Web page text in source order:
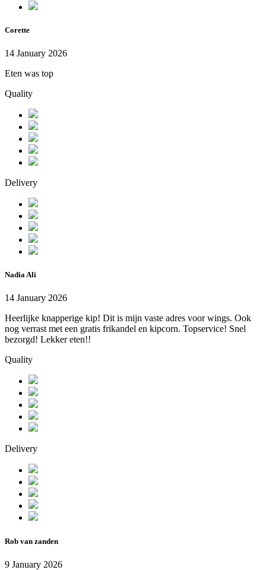
Corette
14 January 2026
Eten was top
Quality
Delivery
Nadia Ali
14 January 2026
Heerlijke knapperige kip! Dit is mijn vaste adres voor wings. Ook
nog verrast met een gratis frikandel en kipcorn. Topservice! Snel
bezorgd! Lekker eten!!
Quality
Delivery
Rob van zanden
9 January 2026